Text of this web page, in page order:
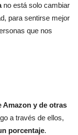
no está solo cambiar
para sentirse mejor
que nos
Amazon y de otras
a través de ellos,
porcentaje.